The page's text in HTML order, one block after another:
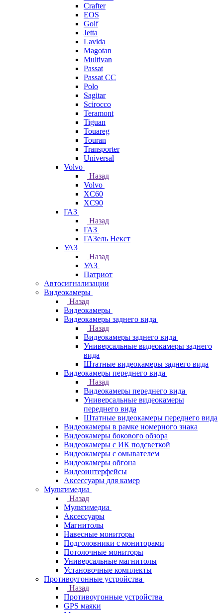
Crafter
EOS
Golf
Jetta
Lavida
Magotan
Multivan
Passat
Passat CC
Polo
Sagitar
Scirocco
Teramont
Tiguan
Touareg
Touran
Transporter
Universal
Volvo
Назад
Volvo
XC60
XC90
ГАЗ
Назад
ГАЗ
ГАЗель Некст
УАЗ
Назад
УАЗ
Патриот
Автосигнализации
Видеокамеры
Назад
Видеокамеры
Видеокамеры заднего вида
Назад
Видеокамеры заднего вида
Универсальные видеокамеры заднего
вида
Штатные видеокамеры заднего вида
Видеокамеры переднего вида
Назад
Видеокамеры переднего вида
Универсальные видеокамеры
переднего вида
Штатные видеокамеры переднего вида
Видеокамеры в рамке номерного знака
Видеокамеры бокового обзора
Видеокамеры с ИК подсветкой
Видеокамеры с омывателем
Видеокамеры обгона
Видеоинтерфейсы
Аксессуары для камер
Мультимедиа
Назад
Мультимедиа
Аксессуары
Магнитолы
Навесные мониторы
Подголовники с мониторами
Потолочные мониторы
Универсальные магнитолы
Установочные комплекты
Противоугонные устройства
Назад
Противоугонные устройства
GPS маяки